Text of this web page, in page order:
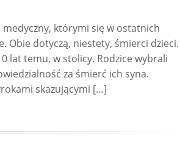
medyczny, którymi się w ostatnich
Obie dotyczą, niestety, śmierci dzieci.
lat temu, w stolicy. Rodzice wybrali
za śmierć ich syna.
skazującymi […]